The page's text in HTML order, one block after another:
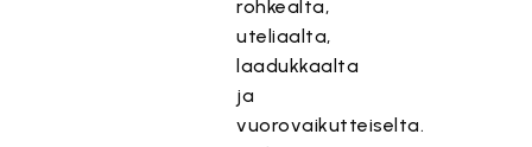
rohkealta,
uteliaalta,
laadukkaalta
ja
vuorovaikutteiselta.